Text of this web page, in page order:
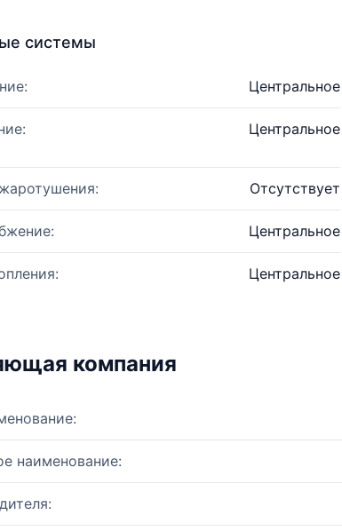
системы
Центральное
Центральное
Отсутствует
Центральное
Центральное
компания
наименование: